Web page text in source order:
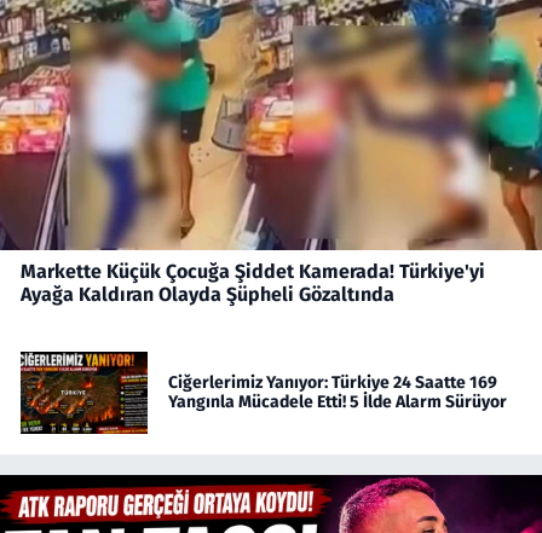
Markette Küçük Çocuğa Şiddet Kamerada! Türkiye'yi
Ayağa Kaldıran Olayda Şüpheli Gözaltında
Ciğerlerimiz Yanıyor: Türkiye 24 Saatte 169
Yangınla Mücadele Etti! 5 İlde Alarm Sürüyor